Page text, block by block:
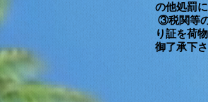
の他処罰
③税関等
り証を荷
御了承下さ